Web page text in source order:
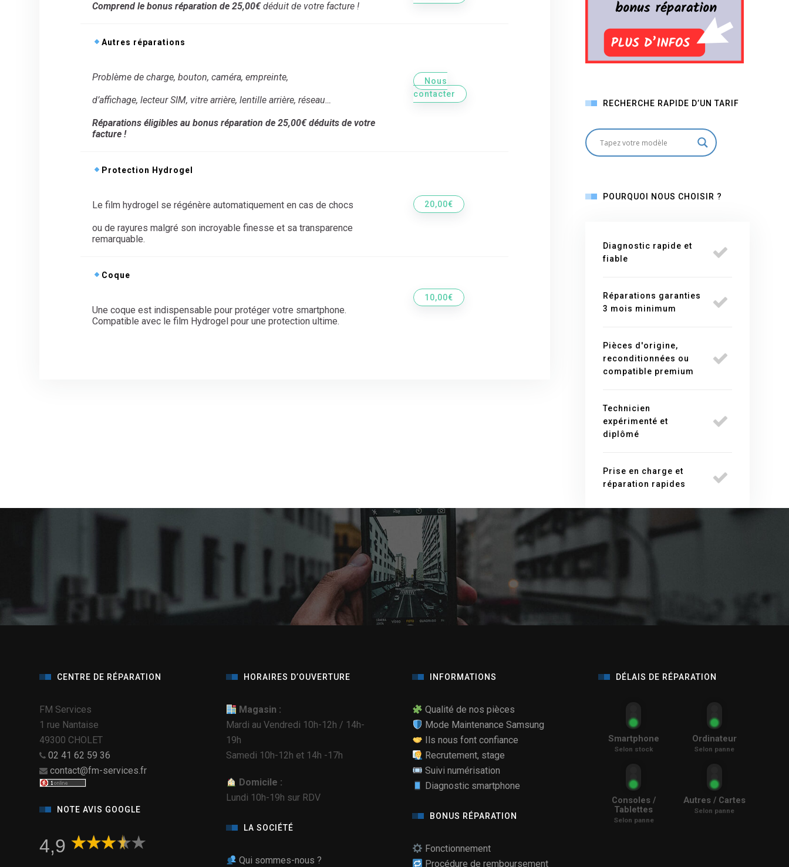
Comprend le bonus réparation de 25,00€déduit de votre facture !
Autres réparations
Problème de charge, bouton, caméra, empreinte,
d’affichage, lecteur SIM, vitre arrière, lentille arrière,réseau…
Réparations éligibles au bonus réparation de 25,00€ déduits de votre
facture !
Nous
contacter
Protection Hydrogel
Le film hydrogel se régénère automatiquement en cas de chocs
ou de rayures malgré son incroyable finesse et sa transparence
remarquable.
20,00€
Coque
Une coque est indispensable pour protéger votre smartphone.
Compatible avec le film Hydrogel pour une protection ultime.
10,00€
RECHERCHE RAPIDE D’UN TARIF
POURQUOI NOUS CHOISIR ?
Diagnostic rapide et
fiable
Réparations garanties
3 mois minimum
Pièces d'origine,
reconditionnées ou
compatible premium
Technicien
expérimenté et
diplômé
Prise en charge et
réparation rapides
CENTRE DE RÉPARATION
FM Services
1 rue Nantaise
49300 CHOLET
02 41 62 59 36
contact@fm-services.fr
NOTE AVIS GOOGLE
4,9
HORAIRES D’OUVERTURE
Magasin :
Mardi au Vendredi 10h-12h / 14h-
19h
Samedi 10h-12h et 14h -17h
Domicile :
Lundi 10h-19h sur RDV
LA SOCIÉTÉ
Qui sommes-nous ?
INFORMATIONS
Qualité de nos pièces
Mode Maintenance Samsung
Ils nous font confiance
Recrutement, stage
Suivi numérisation
Diagnostic smartphone
BONUS RÉPARATION
Fonctionnement
Procédure de remboursement
DÉLAIS DE RÉPARATION
Smartphone
Selon stock
Ordinateur
Selon panne
Consoles /
Tablettes
Selon panne
Autres / Cartes
Selon panne